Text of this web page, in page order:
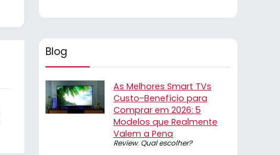
Blog
As Melhores Smart TVs
Custo-Benefício para
Comprar em 2026: 5
Modelos que Realmente
Valem a Pena
Review, Qual escolher?